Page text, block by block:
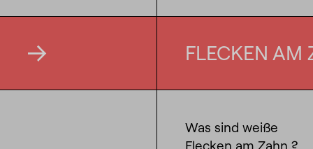
FLECKEN AM
Was sind weiße